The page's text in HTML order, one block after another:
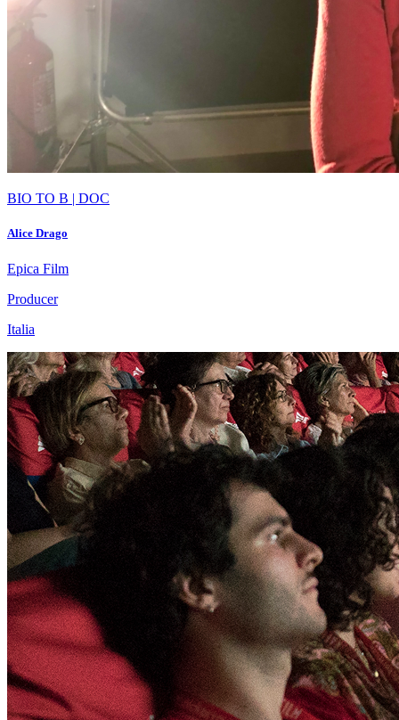
BIO TO B | DOC
Alice Drago
Epica Film
Producer
Italia